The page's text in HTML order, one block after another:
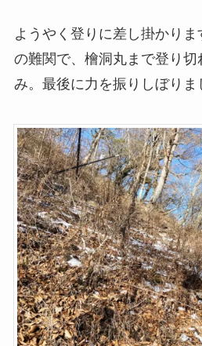
ようやく登りに差し掛かり
の難関で、檜洞丸まで登り
み。最後に力を振りしぼりま